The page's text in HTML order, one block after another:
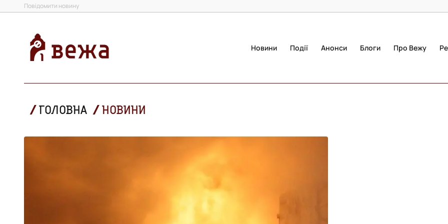
Повідомити новину
Новини Події Анонси Блоги Про Вежу
ГОЛОВНА НОВИНИ